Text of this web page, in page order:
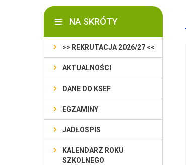
NA SKRÓTY
>> REKRUTACJA 2026/27 <<
AKTUALNOŚCI
DANE DO KSEF
EGZAMINY
JADŁOSPIS
KALENDARZ ROKU
SZKOLNEGO